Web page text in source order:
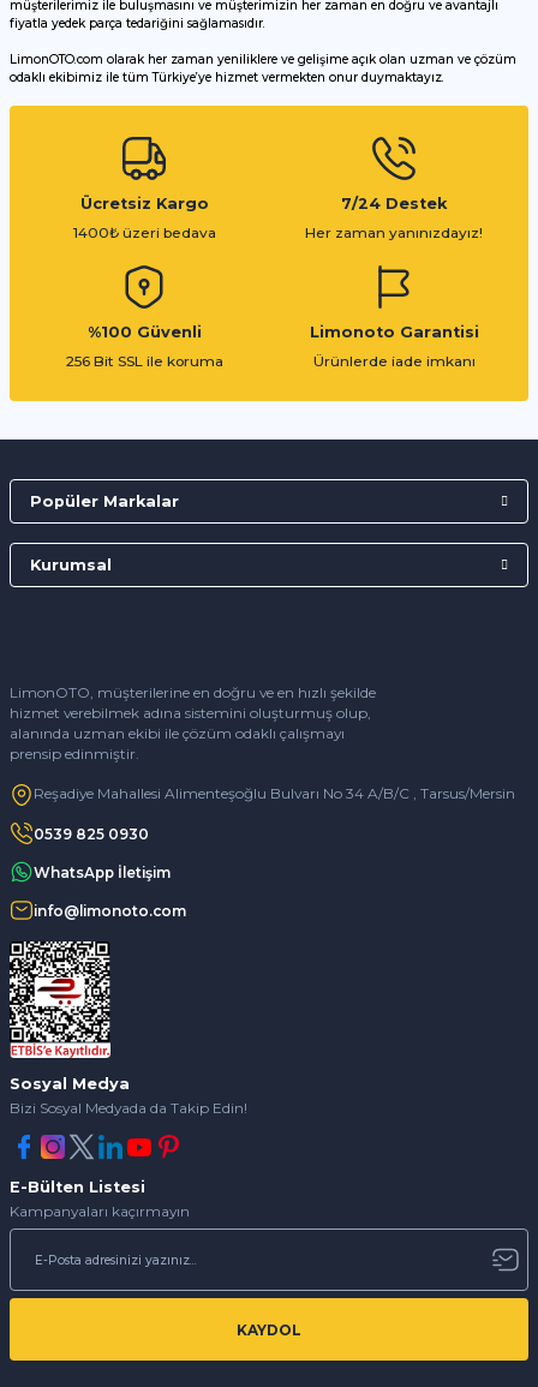
müşterilerimiz ile buluşmasını ve müşterimizin her zaman en doğru ve avantajlı
fiyatla yedek parça tedariğini sağlamasıdır.
LimonOTO.com olarak her zaman yeniliklere ve gelişime açık olan uzman ve çözüm
odaklı ekibimiz ile tüm Türkiye’ye hizmet vermekten onur duymaktayız.
Ücretsiz Kargo
1400₺ üzeri bedava
7/24 Destek
Her zaman yanınızdayız!
%100 Güvenli
256 Bit SSL ile koruma
Limonoto Garantisi
Ürünlerde iade imkanı
LimonOTO, müşterilerine en doğru ve en hızlı şekilde
hizmet verebilmek adına sistemini oluşturmuş olup,
alanında uzman ekibi ile çözüm odaklı çalışmayı
prensip edinmiştir.
Reşadiye Mahallesi Alimenteşoğlu Bulvarı No 34 A/B/C , Tarsus/Mersin
0539 825 0930
WhatsApp İletişim
info@limonoto.com
Popüler Markalar
Kurumsal
Sosyal Medya
Bizi Sosyal Medyada da Takip Edin!
E-Bülten Listesi
Kampanyaları kaçırmayın
KAYDOL